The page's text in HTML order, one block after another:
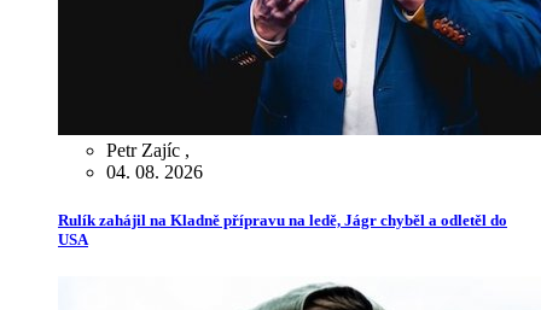
Petr Zajíc ,
04. 08. 2026
Rulík zahájil na Kladně přípravu na ledě, Jágr chyběl a odletěl do
USA